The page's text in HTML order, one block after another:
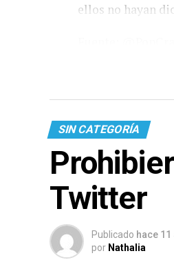
ellos no hayan
SIN CATEGORÍA
Twitter
Publicado hace 11
por Nathalia